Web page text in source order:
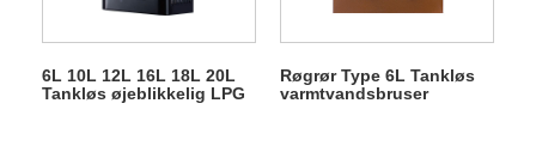
6L 10L 12L 16L 18L 20L
Tankløs øjeblikkelig LPG
Røgrør Type 6L Tankløs
varmtvandsbruser